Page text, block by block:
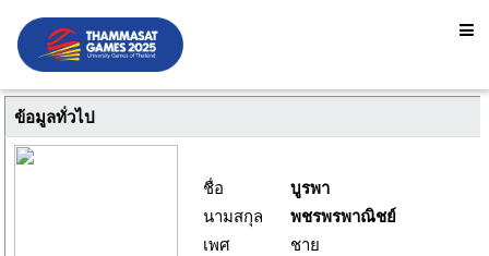
ข้อมูลทั่วไป
ชื่อ
บูรพา
นามสกุล
พชรพรพาณิชย์
เพศ
ชาย